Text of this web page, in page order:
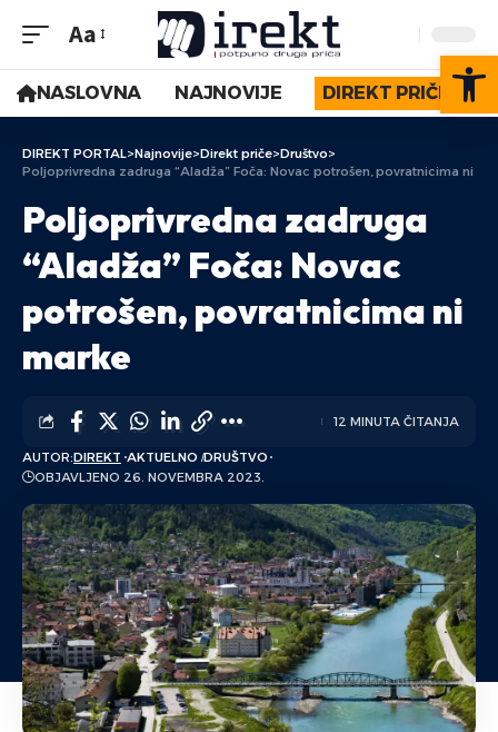
Aa
NASLOVNA NAJNOVIJE DIREKT PRIČE
DIREKT PORTAL>Najnovije>Direkt priče>Društvo>
Poljoprivredna zadruga “Aladža” Foča: Novac potrošen, povratnicima ni
Poljoprivredna zadruga
“Aladža” Foča: Novac
potrošen, povratnicima ni
marke
AUTOR:DIREKT AKTUELNO DRUŠTVO
OBJAVLJENO 26. NOVEMBRA 2023.
12 MINUTA ČITANJA